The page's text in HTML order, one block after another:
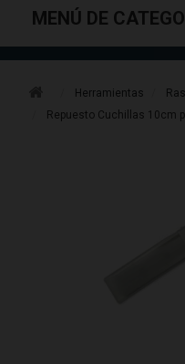
MENÚ DE
Herramientas
Repuesto Cuchillas 10cm